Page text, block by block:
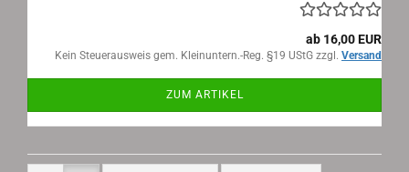
ab 16,00 EUR
Kein Steuerausweis gem. Kleinuntern.-Reg. §19 UStG zzgl. Versand
ZUM ARTIKEL